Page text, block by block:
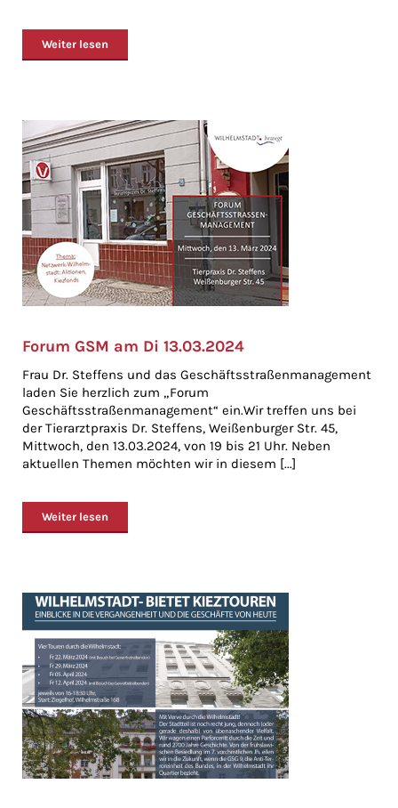
Weiter lesen
Forum GSM am Di 13.03.2024
Frau Dr. Steffens und das Geschäftsstraßenmanagement
laden Sie herzlich zum „Forum
Geschäftsstraßenmanagement“ ein.Wir treffen uns bei
der Tierarztpraxis Dr. Steffens, Weißenburger Str. 45,
Mittwoch, den 13.03.2024, von 19 bis 21 Uhr. Neben
aktuellen Themen möchten wir in diesem [...]
Weiter lesen